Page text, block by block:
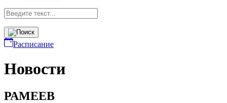
Расписание
Новости
РАМЕЕВ